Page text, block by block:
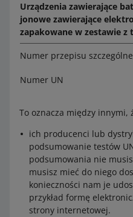
Urządzenia zawierające
jonowe zawierające
zapakowane w zestawie
Numer przepisu
Numer UN
To oznacza między innymi,
ich producenci lub
podsumowanie testów
podsumowania nie
musisz mieć do niego
konieczności nam je
przykład formę
strony internetowej.